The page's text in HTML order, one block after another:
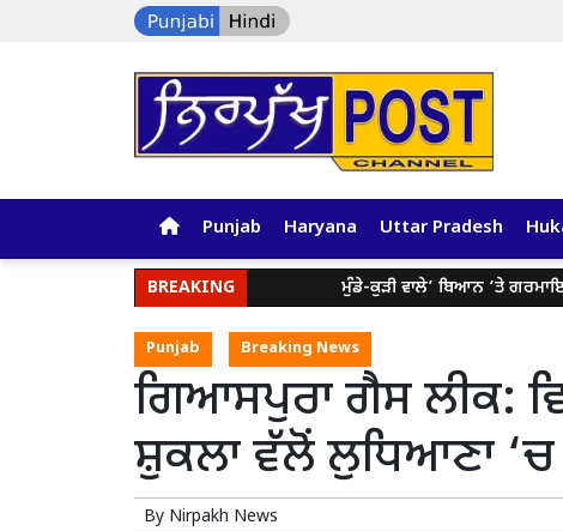
Punjab Haryana Uttar Pradesh
BREAKING ਮੁੰਡੇ-ਕੁੜੀ ਵਾਲੇ’ ਬਿਆਨ ‘ਤੇ ਗਰਮਾਇਆ
Punjab Breaking News
ਗਿਆਸਪੁਰਾ ਗੈਸ ਲੀਕ:
ਸ਼ੁਕਲਾ ਵੱਲੋਂ ਲੁਧਿਆਣਾ ‘ਚ
By Nirpakh News